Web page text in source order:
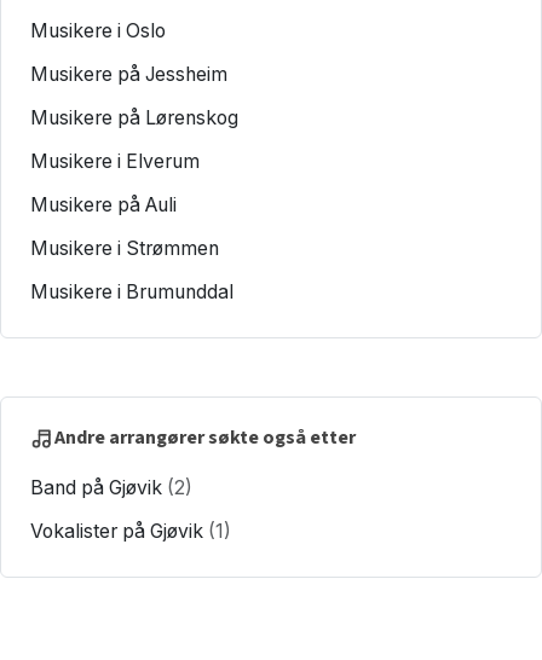
Musikere i Oslo
Musikere på Jessheim
Musikere på Lørenskog
Musikere i Elverum
Musikere på Auli
Musikere i Strømmen
Musikere i Brumunddal
Andre arrangører søkte også etter
Band på Gjøvik (2)
Vokalister på Gjøvik (1)